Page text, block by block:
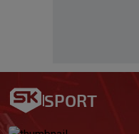
SPORT